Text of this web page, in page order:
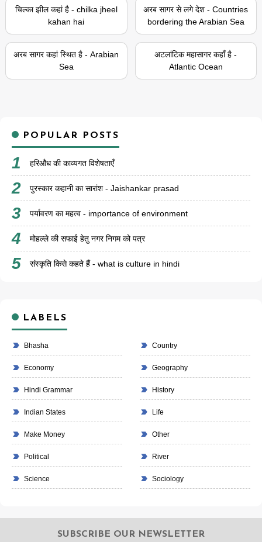
चिल्का झील कहां है - chilka jheel
kahan hai
अरब सागर से लगे देश - Countries
bordering the Arabian Sea
अरब सागर कहां स्थित है - Arabian
Sea
अटलांटिक महासागर कहाँ है -
Atlantic Ocean
POPULAR POSTS
हरिऔध की काव्यगत विशेषताएँ
पुरस्कार कहानी का सारांश - Jaishankar prasad
पर्यावरण का महत्व - importance of environment
मोहल्ले की सफाई हेतु नगर निगम को पत्र
संस्कृति किसे कहते हैं - what is culture in hindi
LABELS
Bhasha Country
Economy Geography
Hindi Grammar History
Indian States Life
Make Money Other
Political River
Science Sociology
SUBSCRIBE OUR NEWSLETTER